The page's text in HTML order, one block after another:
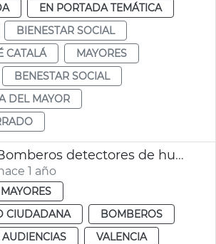
EN PORTADA TEMÁTICA
BIENESTAR SOCIAL
CATALÁ
MAYORES
BENESTAR SOCIAL
DEL MAYOR
Campaña Bomberos detectores de humo
1 año
CIUDADANA
BOMBEROS
VALENCIA